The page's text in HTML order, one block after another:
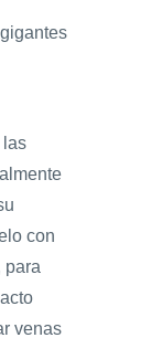
las
con
para
venas